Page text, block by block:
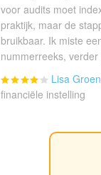
voor audits moet
praktijk, maar de
bruikbaar. Ik miste
nummerreeks,
Lisa
financiële instelling